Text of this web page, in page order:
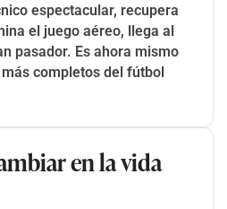
espectacular, recupera
el juego aéreo, llega al
pasador. Es ahora mismo
completos del fútbol
en la vida